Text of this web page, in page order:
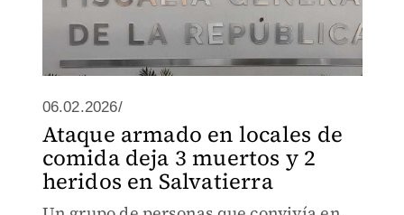
06.02.2026/
Ataque armado en locales de
comida deja 3 muertos y 2
heridos en Salvatierra